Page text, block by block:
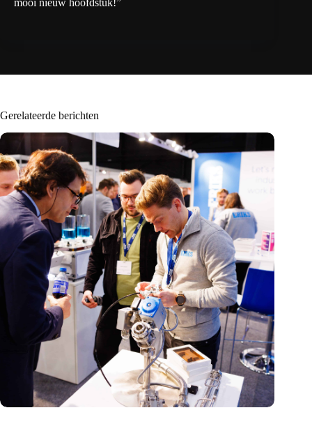
mooi nieuw hoofdstuk!”
Gerelateerde berichten